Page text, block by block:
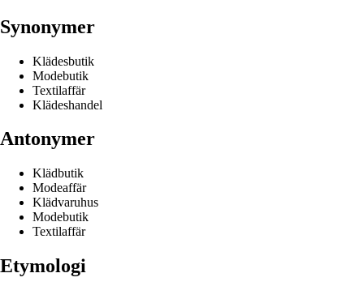
Synonymer
Klädesbutik
Modebutik
Textilaffär
Klädeshandel
Antonymer
Klädbutik
Modeaffär
Klädvaruhus
Modebutik
Textilaffär
Etymologi